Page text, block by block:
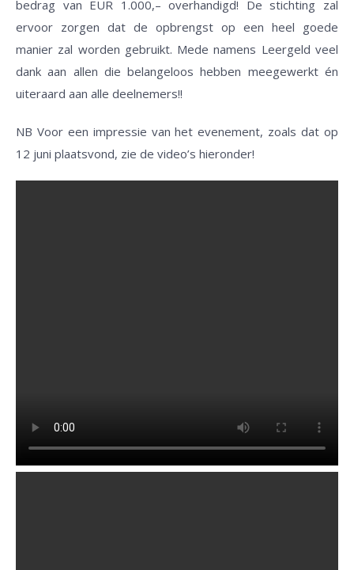
bedrag van EUR 1.000,– overhandigd! De stichting zal
ervoor zorgen dat de opbrengst op een heel goede
manier zal worden gebruikt. Mede namens Leergeld veel
dank aan allen die belangeloos hebben meegewerkt én
uiteraard aan alle deelnemers!!
NB Voor een impressie van het evenement, zoals dat op
12 juni plaatsvond, zie de video’s hieronder!